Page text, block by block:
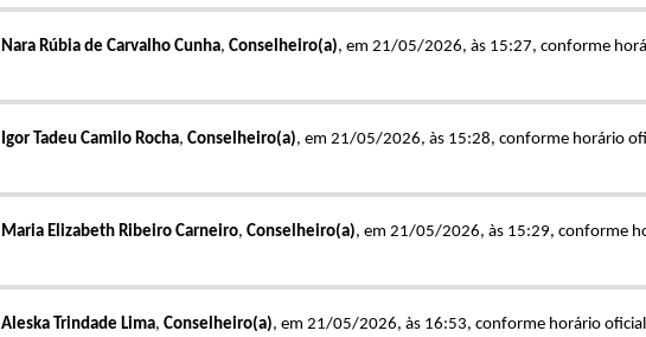
Nara Rúbia de Carvalho Cunha, Conselheiro(a), em 21/05/2026, às 15:27, conforme
Igor Tadeu Camilo Rocha, Conselheiro(a), em 21/05/2026, às 15:28, conforme horário
Maria Elizabeth Ribeiro Carneiro, Conselheiro(a), em 21/05/2026, às 15:29, conforme
Aleska Trindade Lima, Conselheiro(a), em 21/05/2026, às 16:53, conforme horário